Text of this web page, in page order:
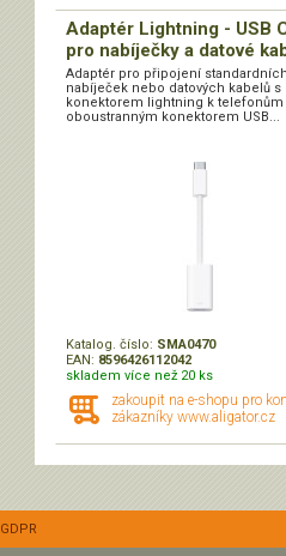
Adaptér Lightning - USB
pro nabíječky a datové
Adaptér pro připojení
nabíječek nebo datových kabelů s
konektorem lightning k telefonům
oboustranným konektorem USB...
Katalog. číslo: SMA0470
EAN: 8596426112042
skladem více než 20 ks
zakoupit na e-shopu pro
zákazníky www.aligator.cz
GDPR